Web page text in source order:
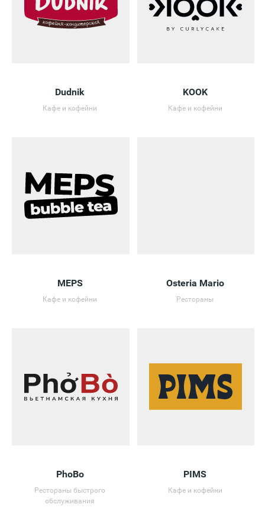
Dudnik
Кафе и кофейни
KOOK
Кафе и кофейни
MEPS
Кафе и кофейни
Osteria Mario
Рестораны
PhoBo
Рестораны быстрого
обслуживания
PIMS
Кафе и кофейни